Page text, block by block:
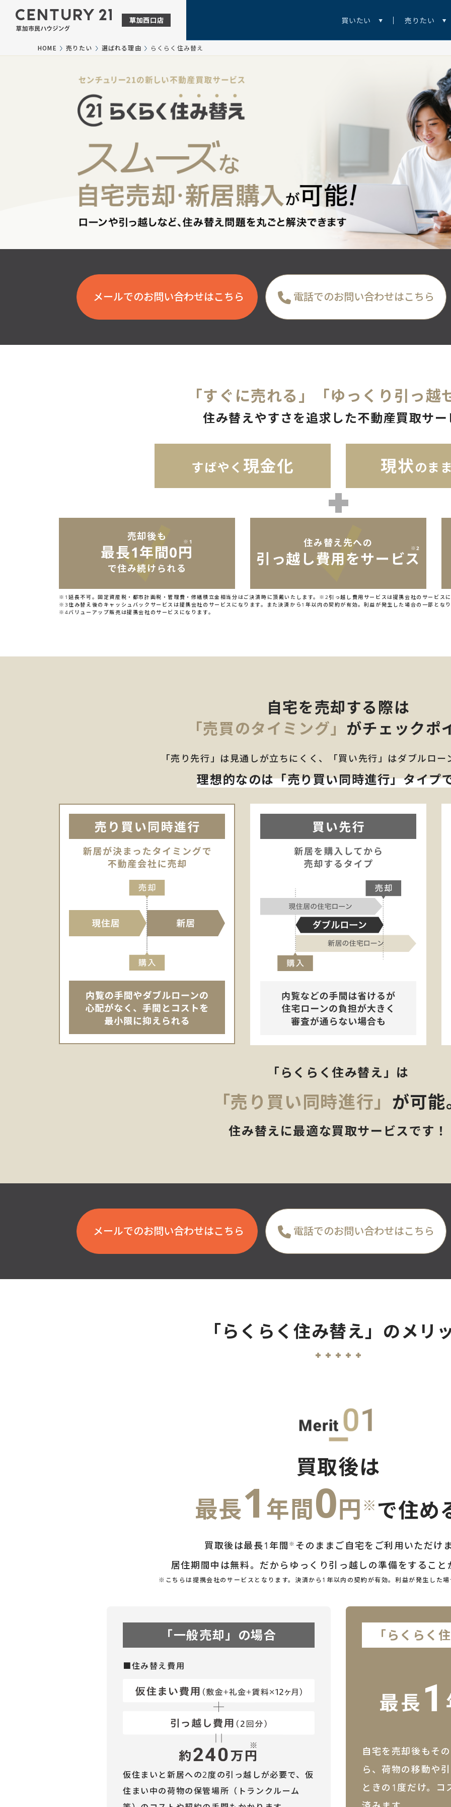
買いたい 売りたい
HOME 売りたい 選ばれる理由 らくらく住み替え
メールでのお問い合わせはこちら 電話でのお問い合わせはこちら
「すぐに売れる」 「ゆっくり引っ越
住み替えやすさを追求した不動産買取サ
すばやく 現金化 現状のま
売却後も
最長1年間0円
※1
で住み続けられる
住み替え先への
引っ越し費用をサービス
※2
※1延長不可。固定資産税・都市計画税・管理費・修繕積立金相当分はご決済時に頂戴いたします。※2引っ越し費用サービスは提携会社のサービス
※3住み替え後のキャッシュバックサービスは提携会社のサービスになります。また決済から1年以内の契約が有効。利益が発生した場合の一部とな
※4バリューアップ販売は提携会社のサービスになります。
自宅を売却する際は
「売買のタイミング」 がチェックポ
「売り先行」は見通しが立ちにくく、「買い先行」はダブルロ
理想的なのは「売り買い同時進行」タイプ
「らくらく住み替え」は
「売り買い同時進行」 が可能
住み替えに最適な買取サービスです！
メールでのお問い合わせはこちら 電話でのお問い合わせはこちら
「らくらく住み替え」のメリ
買取後は
最長1 年間0円 ※で住め
買取後は最長1年間 ※ そのままご自宅をご利用いただけ
居住期間中は無料。だからゆっくり引っ越しの準備をすること
※こちらは提携会社のサービスとなります。決済から1年以内の契約が有効。利益が発生した
「一般売却」の場合
■住み替え費用
仮住まいと新居への2度の引っ越しが必要で、仮
住まい中の荷物の保管場所（トランクルーム
「らくらく
自宅を売却後もそ
ら、荷物の移動や
ときの1度だけ。